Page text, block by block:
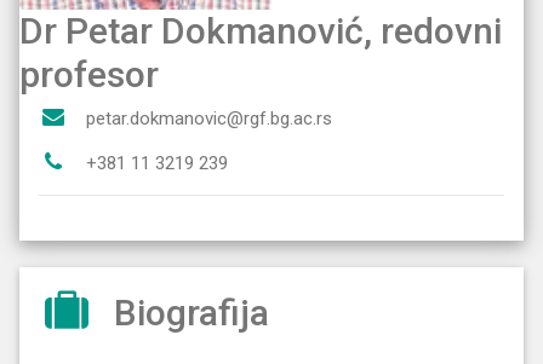
Dr Petar Dokmanović, redovni
profesor
petar.dokmanovic@rgf.bg.ac.rs
+381 11 3219 239
Biografija